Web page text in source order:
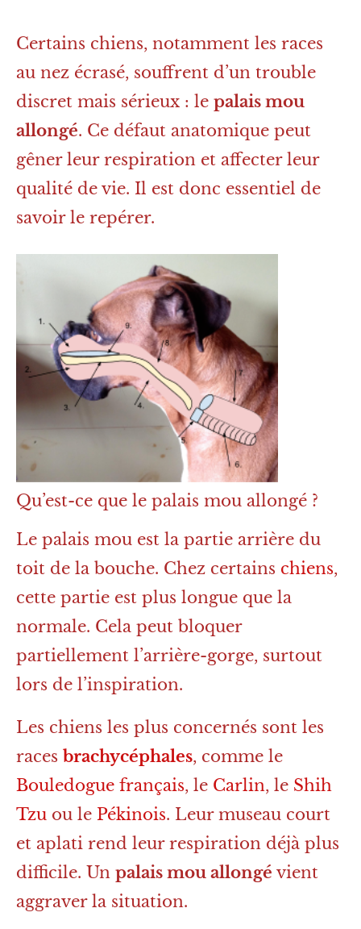
Certains chiens, notamment les races
au nez écrasé, souffrent d’un trouble
discret mais sérieux : le palais mou
allongé. Ce défaut anatomique peut
gêner leur respiration et affecter leur
qualité de vie. Il est donc essentiel de
savoir le repérer.
Qu’est-ce que le palais mou allongé ?
Le palais mou est la partie arrière du
toit de la bouche. Chez certains chiens,
cette partie est plus longue que la
normale. Cela peut bloquer
partiellement l’arrière-gorge, surtout
lors de l’inspiration.
Les chiens les plus concernés sont les
races brachycéphales, comme le
Bouledogue français, le Carlin, le Shih
Tzu ou le Pékinois. Leur museau court
et aplati rend leur respiration déjà plus
difficile. Un palais mou allongé vient
aggraver la situation.